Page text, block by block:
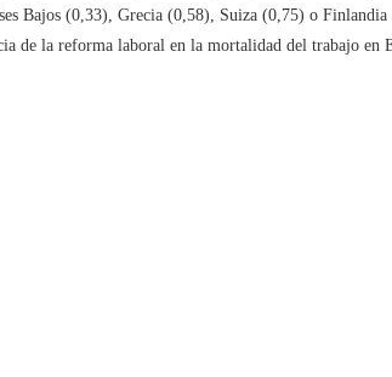
Bajos (0,33), Grecia (0,58), Suiza (0,75) o
de la reforma laboral en la mortalidad del trabajo en